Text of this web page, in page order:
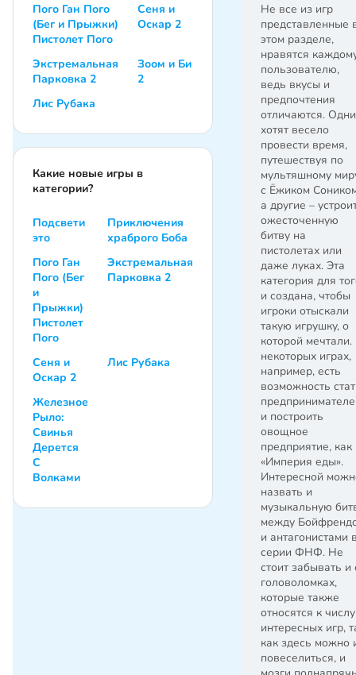
Не все из игр
представленные
этом разделе,
нравятся
пользователю,
ведь вкусы и
предпочтения
отличаются. Одни
хотят весело
провести время,
путешествуя по
мультяшному
с Ёжиком
а другие –
ожесточенную
битву на
пистолетах или
даже луках. Эта
категория для
и создана, чтобы
игроки отыскали
такую игрушку, о
которой мечтали.
некоторых играх,
например, есть
возможность
и построить
овощное
предприятие, как
«Империя еды».
Интересной
назвать и
музыкальную
между
и антагонистами
серии ФНФ. Не
стоит забывать и
головоломках,
которые также
относятся к числу
интересных игр,
как здесь можно
повеселиться, и
Пого Ган Пого
(Бег и Прыжки)
Пистолет Пого
Сеня и
Оскар 2
Экстремальная
Парковка 2
Зоом и Би
2
Лис Рубака
Какие новые игры в
категории?
Подсвети
это
Приключения
храброго Боба
Пого Ган
Пого (Бег
и
Прыжки)
Пистолет
Пого
Экстремальная
Парковка 2
Сеня и
Оскар 2
Лис Рубака
Железное
Рыло:
Свинья
Дерется
С
Волками